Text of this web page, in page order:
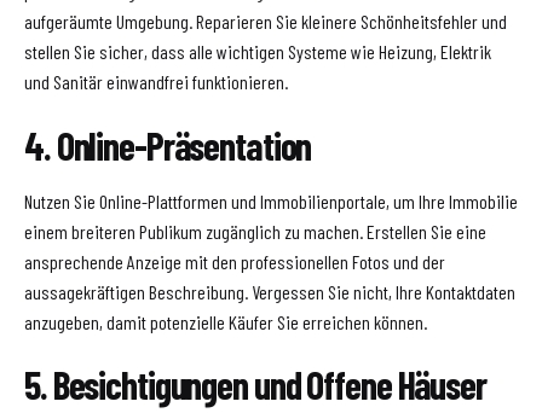
aufgeräumte Umgebung. Reparieren Sie kleinere Schönheitsfehler und
stellen Sie sicher, dass alle wichtigen Systeme wie Heizung, Elektrik
und Sanitär einwandfrei funktionieren.
4. Online-Präsentation
Nutzen Sie Online-Plattformen und Immobilienportale, um Ihre Immobilie
einem breiteren Publikum zugänglich zu machen. Erstellen Sie eine
ansprechende Anzeige mit den professionellen Fotos und der
aussagekräftigen Beschreibung. Vergessen Sie nicht, Ihre Kontaktdaten
anzugeben, damit potenzielle Käufer Sie erreichen können.
5. Besichtigungen und Offene Häuser